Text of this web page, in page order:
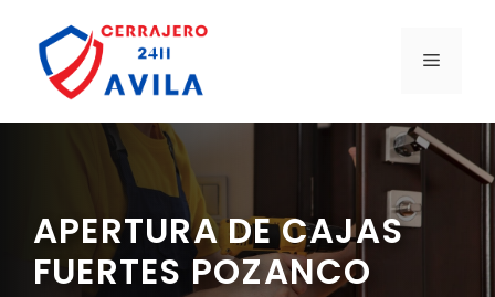
contenido
MENÚ
APERTURA DE CAJAS
FUERTES POZANCO